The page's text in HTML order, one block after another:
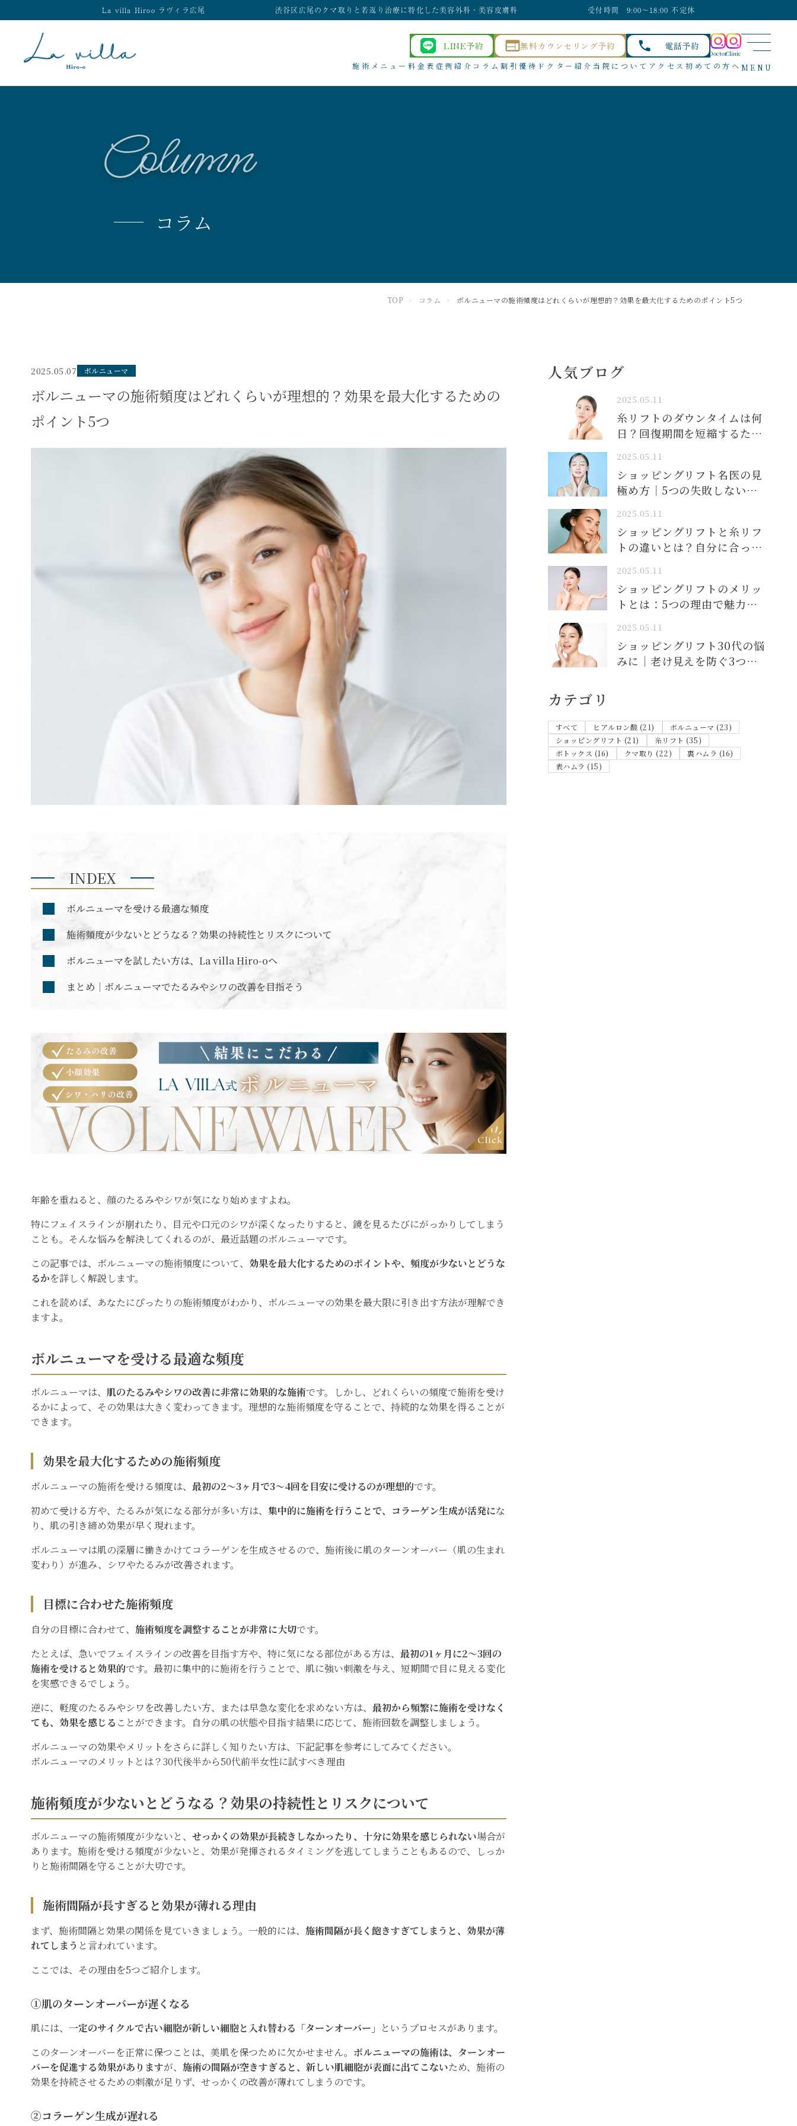
La villa Hiroo ラヴィラ広尾 渋谷区広尾のクマ取りと若返り治療に特化した美容外科・美容皮膚科 受付時間 9:00〜18:00 不定休
LINE予約 無料カウンセリング予約 電話予約
DoctorClinic
施術メニュー 料金表 症例紹介 コラム 割引優待 ドクター紹介 当院について アクセス 初めての方へ MENU
Column
コラム
TOP > コラム > ボルニューマの施術頻度はどれくらいが理想的？効果を最大化するためのポイント5つ
2025.05.07 ボルニューマ
ボルニューマの施術頻度はどれくらいが理想的？効果を最大化するための
ポイント5つ
INDEX
ボルニューマを受ける最適な頻度
施術頻度が少ないとどうなる？効果の持続性とリスクについて
ボルニューマを試したい方は、La villa Hiro-oへ
まとめ｜ボルニューマでたるみやシワの改善を目指そう
年齢を重ねると、顔のたるみやシワが気になり始めますよね。
特にフェイスラインが崩れたり、目元や口元のシワが深くなったりすると、鏡を見るたびにがっかりしてしまう
ことも。そんな悩みを解決してくれるのが、最近話題のボルニューマです。
この記事では、ボルニューマの施術頻度について、 効果を最大化するためのポイントや、頻度が少ないとどうな
るかを詳しく解説します。
これを読めば、あなたにぴったりの施術頻度がわかり、ボルニューマの効果を最大限に引き出す方法が理解でき
ますよ。
ボルニューマを受ける最適な頻度
ボルニューマは、 肌のたるみやシワの改善に非常に効果的な施術です。しかし、どれくらいの頻度で施術を受け
るかによって、その効果は大きく変わってきます。理想的な施術頻度を守ることで、持続的な効果を得ることが
できます。
効果を最大化するための施術頻度
ボルニューマの施術を受ける頻度は、 最初の2～3ヶ月で3～4回を目安に受けるのが理想的です。
初めて受ける方や、たるみが気になる部分が多い方は、 集中的に施術を行うことで、コラーゲン生成が活発にな
り、肌の引き締め効果が早く現れます。
ボルニューマは肌の深層に働きかけてコラーゲンを生成させるので、施術後に肌のターンオーバー（肌の生まれ
変わり）が進み、シワやたるみが改善されます。
目標に合わせた施術頻度
自分の目標に合わせて、 施術頻度を調整することが非常に大切です。
たとえば、急いでフェイスラインの改善を目指す方や、特に気になる部位がある方は、 最初の1ヶ月に2～3回の
施術を受けると効果的です。最初に集中的に施術を行うことで、肌に強い刺激を与え、短期間で目に見える変化
を実感できるでしょう。
逆に、軽度のたるみやシワを改善したい方、または早急な変化を求めない方は、 最初から頻繁に施術を受けなく
ても、効果を感じる ことができます。自分の肌の状態や目指す結果に応じて、施術回数を調整しましょう。
ボルニューマの効果やメリットをさらに詳しく知りたい方は、下記記事を参考にしてみてください。
ボルニューマのメリットとは？30代後半から50代前半女性に試すべき理由
施術頻度が少ないとどうなる？効果の持続性とリスクについて
ボルニューマの施術頻度が少ないと、 せっかくの効果が長続きしなかったり、十分に効果を感じられない場合が
あります。施術を受ける頻度が少ないと、効果が発揮されるタイミングを逃してしまうこともあるので、しっか
りと施術間隔を守ることが大切です。
施術間隔が長すぎると効果が薄れる理由
まず、施術間隔と効果の関係を見ていきましょう。一般的には、 施術間隔が長く飽きすぎてしまうと、効果が薄
れてしまう と言われています。
ここでは、その理由を5つご紹介します。
①肌のターンオーバーが遅くなる
肌には、 一定のサイクルで古い細胞が新しい細胞と入れ替わる「ターンオーバー」 というプロセスがあります。
このターンオーバーを正常に保つことは、美肌を保つために欠かせません。 ボルニューマの施術は、ターンオー
バーを促進する効果がありますが、 施術の間隔が空きすぎると、新しい肌細胞が表面に出てこないため、施術の
効果を持続させるための刺激が足りず、せっかくの改善が薄れてしまうのです。
②コラーゲン生成が遅れる
人気ブログ
2025.05.11
糸リフトのダウンタイムは何
日？回復期間を短縮するため
2025.05.11
ショッピングリフト名医の見
極め方｜5つの失敗しない選
2025.05.11
ショッピングリフトと糸リフ
トの違いとは？自分に合った
徹底解説
2025.05.11
ショッピングリフトのメリッ
トとは：5つの理由で魅力的
2025.05.11
ショッピングリフト30代の悩
みに｜老け見えを防ぐ3つの
カテゴリ
すべて ヒアルロン酸 (21)
ボルニューマ (23)
ショッピングリフト (21)
糸リフト (35)
ボトックス (16)
クマ取り (22)
裏ハムラ (16)
表ハムラ (15)